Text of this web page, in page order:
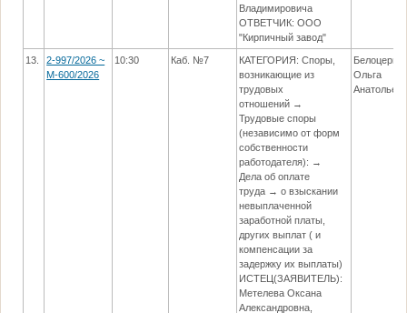
Владимировича
ОТВЕТЧИК: ООО
"Кирпичный завод"
13.
2-997/2026 ~
М-600/2026
10:30 Каб. №7
КАТЕГОРИЯ: Споры,
возникающие из
трудовых
отношений →
Трудовые споры
(независимо от форм
собственности
работодателя): →
Дела об оплате
труда → о взыскании
невыплаченной
заработной платы,
других выплат ( и
компенсации за
задержку их выплаты)
ИСТЕЦ(ЗАЯВИТЕЛЬ):
Метелева Оксана
Александровна,
Ольга